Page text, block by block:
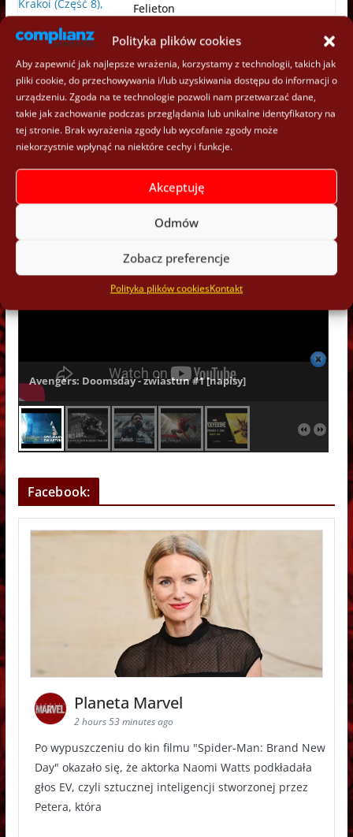
Polityka plików cookies
Aby zapewnić jak najlepsze wrażenia, korzystamy z technologii, takich jak
pliki cookie, do przechowywania i/lub uzyskiwania dostępu do informacji o
urządzeniu. Zgoda na te technologie pozwoli nam przetwarzać dane,
takie jak zachowanie podczas przeglądania lub unikalne identyfikatory na
tej stronie. Brak wyrażenia zgody lub wycofanie zgody może
niekorzystnie wpłynąć na niektóre cechy i funkcje.
Akceptuję
Odmów
Zobacz preferencje
Polityka plików cookiesKontakt
Felieton
„Avengers: Zebrani” (Tom 13) –
Recenzja
2 lipca 2026
Polecane materiały wideo:
Avengers: Doomsday - zwiastun #1 [napisy]
Facebook:
Planeta Marvel
2 hours 53 minutes ago
Po wypuszczeniu do kin filmu "Spider-Man: Brand New
Day" okazało się, że aktorka Naomi Watts podkładała
głos EV, czyli sztucznej inteligencji stworzonej przez
Petera, która